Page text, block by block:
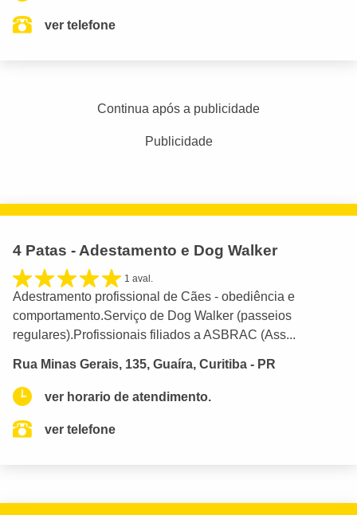
ver telefone
Continua após a publicidade
Publicidade
4 Patas - Adestamento e Dog Walker
1 aval.
Adestramento profissional de Cães - obediência e
comportamento.Serviço de Dog Walker (passeios
regulares).Profissionais filiados a ASBRAC (Ass...
Rua Minas Gerais, 135, Guaíra, Curitiba - PR
ver horario de atendimento.
ver telefone